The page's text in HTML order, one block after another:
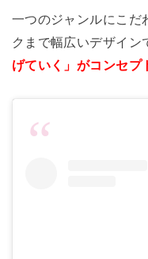
一つのジャンルにこだ
クまで幅広いデザイン
げていく」がコンセプ